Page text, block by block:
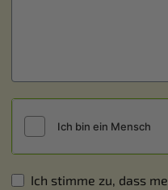
Ich stimme zu, dass